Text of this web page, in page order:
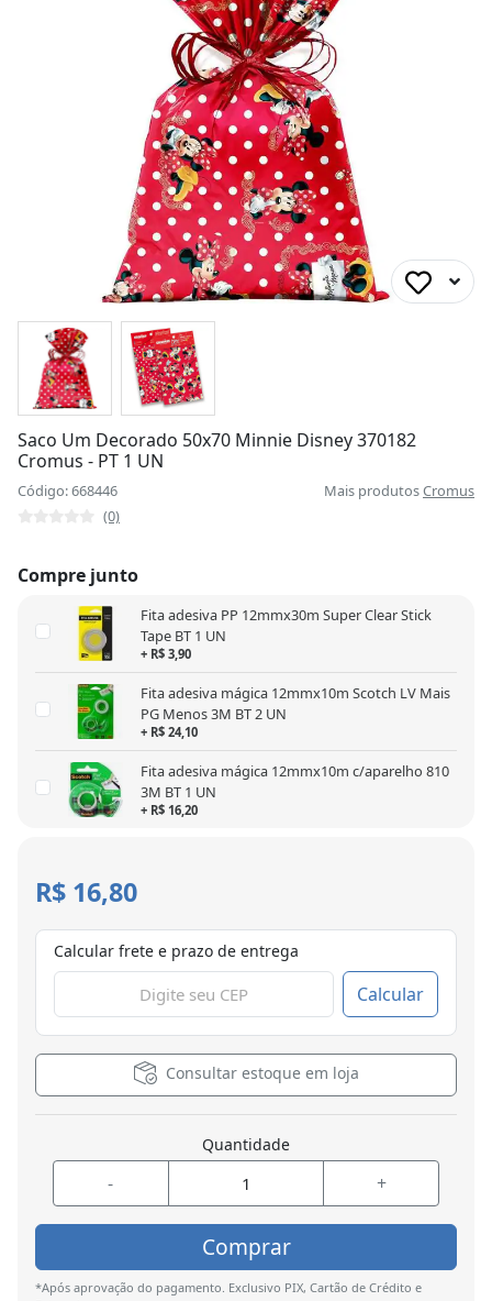
Saco Um Decorado 50x70 Minnie Disney 370182
Cromus - PT 1 UN
Código: 668446 Mais produtosCromus
(0)
Compre junto
Fita adesiva PP 12mmx30m Super Clear Stick
Tape BT 1 UN
+ R$ 3,90
Fita adesiva mágica 12mmx10m Scotch LV Mais
PG Menos 3M BT 2 UN
+ R$ 24,10
Fita adesiva mágica 12mmx10m c/aparelho 810
3M BT 1 UN
+ R$ 16,20
R$ 16,80
Calcular frete e prazo de entrega
Calcular
Consultar estoque em loja
Quantidade
- +
Comprar
*Após aprovação do pagamento. Exclusivo PIX, Cartão de Crédito e